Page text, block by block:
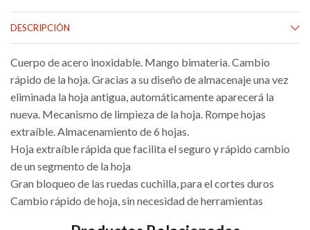
DESCRIPCIÓN
Cuerpo de acero inoxidable. Mango bimateria. Cambio
rápido de la hoja. Gracias a su diseño de almacenaje una vez
eliminada la hoja antigua, automáticamente aparecerá la
nueva. Mecanismo de limpieza de la hoja. Rompe hojas
extraíble. Almacenamiento de 6 hojas.
Hoja extraíble rápida que facilita el seguro y rápido cambio
de un segmento de la hoja
Gran bloqueo de las ruedas cuchilla, para el cortes duros
Cambio rápido de hoja, sin necesidad de herramientas